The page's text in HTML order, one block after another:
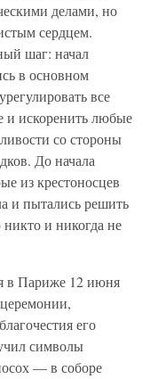
делами, но
сердцем.
шаг: начал
в основном
все
и искоренить любые
со стороны
До начала
из крестоносцев
и пытались решить
и никогда не
в Париже 12 июня
его
символы
— в соборе